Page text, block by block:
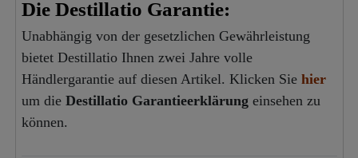
Die Destillatio Garantie:
Unabhängig von der gesetzlichen Gewährleistung
bietet Destillatio Ihnen zwei Jahre volle
Händlergarantie auf diesen Artikel. Klicken Sie hier
um die Destillatio Garantieerklärungeinsehen zu
können.